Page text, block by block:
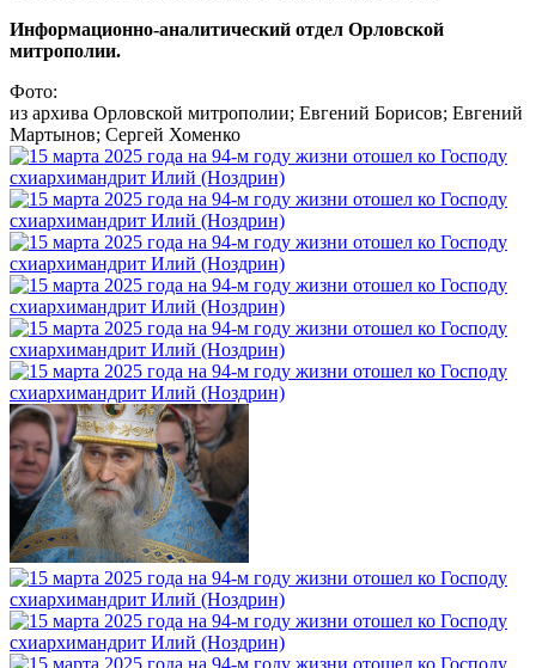
Информационно-аналитический отдел Орловской
митрополии.
Фото:
из архива Орловской митрополии; Евгений Борисов; Евгений
Мартынов; Сергей Хоменко